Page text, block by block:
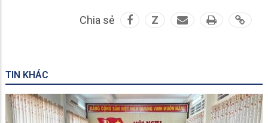
Chia sẻ Z
TIN KHÁC